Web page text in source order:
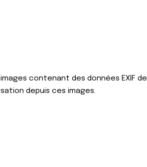
contenant des données EXIF de
depuis ces images.